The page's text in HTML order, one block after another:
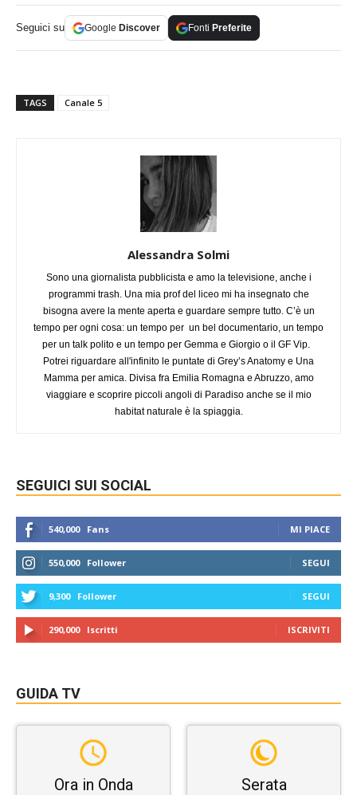
Seguici su Google Discover Fonti Preferite
TAGS Canale 5
Alessandra Solmi
Sono una giornalista pubblicista e amo la televisione, anche i
programmi trash. Una mia prof del liceo mi ha insegnato che
bisogna avere la mente aperta e guardare sempre tutto. C’è un
tempo per ogni cosa: un tempo per un bel documentario, un tempo
per un talk polito e un tempo per Gemma e Giorgio o il GF Vip.
Potrei riguardare all'infinito le puntate di Grey’s Anatomy e Una
Mamma per amica. Divisa fra Emilia Romagna e Abruzzo, amo
viaggiare e scoprire piccoli angoli di Paradiso anche se il mio
habitat naturale è la spiaggia.
SEGUICI SUI SOCIAL
540,000 Fans MI PIACE
550,000 Follower SEGUI
9,300 Follower SEGUI
290,000 Iscritti ISCRIVITI
GUIDA TV
Ora in Onda Serata